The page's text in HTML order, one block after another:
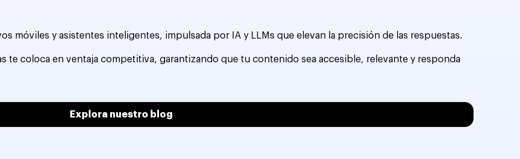
móviles y asistentes inteligentes, impulsada por IA y LLMs que elevan la precisión de las respuestas.
te coloca en ventaja competitiva, garantizando que tu contenido sea accesible, relevante y responda
Explora nuestro blog